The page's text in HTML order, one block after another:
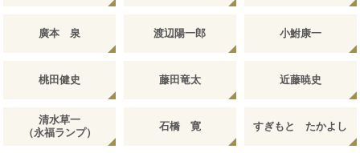
廣本 泉 渡辺陽一郎 小鮒康一
桃田健史 藤田竜太 近藤暁史
清水草一
（永福ランプ）
石橋 寛 すぎもと たかよし